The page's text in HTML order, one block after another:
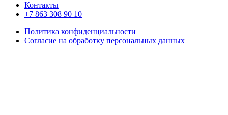
Контакты
+7 863 308 90 10
Политика конфиденциальности
Согласие на обработку персональных данных